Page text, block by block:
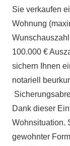
Sie verkaufen
Wohnung
100.000 €
sichern Ihnen
notariell
Dank dieser
Wohnsituation.
gewohnter